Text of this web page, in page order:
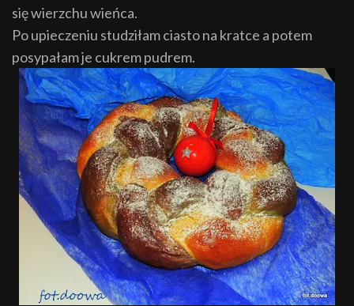
się wierzchu wieńca.
Po upieczeniu studziłam ciasto na kratce a potem
posypałam je cukrem pudrem.